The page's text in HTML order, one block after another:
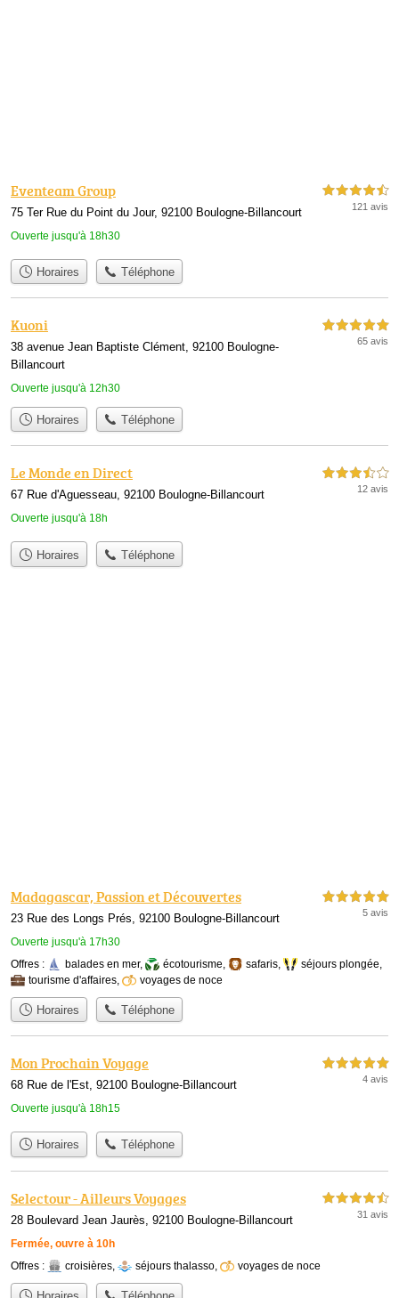
Eventeam Group
75 Ter Rue du Point du Jour, 92100 Boulogne-Billancourt
Ouverte jusqu'à 18h30
4,5 étoiles sur 5
121 avis
Horaires Téléphone
Kuoni
38 avenue Jean Baptiste Clément, 92100 Boulogne-
Billancourt
Ouverte jusqu'à 12h30
5,0 étoiles sur 5
65 avis
Horaires Téléphone
Le Monde en Direct
67 Rue d'Aguesseau, 92100 Boulogne-Billancourt
Ouverte jusqu'à 18h
3,5 étoiles sur 5
12 avis
Horaires Téléphone
Madagascar, Passion et Découvertes
23 Rue des Longs Prés, 92100 Boulogne-Billancourt
Ouverte jusqu'à 17h30
5,0 étoiles sur 5
5 avis
Offres : balades en mer, écotourisme safaris séjours plongée
tourisme d'affaires
voyages de noce
Horaires Téléphone
Mon Prochain Voyage
68 Rue de l'Est, 92100 Boulogne-Billancourt
Ouverte jusqu'à 18h15
5,0 étoiles sur 5
4 avis
Horaires Téléphone
Selectour - Ailleurs Voyages
28 Boulevard Jean Jaurès, 92100 Boulogne-Billancourt
Fermée, ouvre à 10h
4,5 étoiles sur 5
31 avis
Offres : croisières séjours thalasso voyages de noce